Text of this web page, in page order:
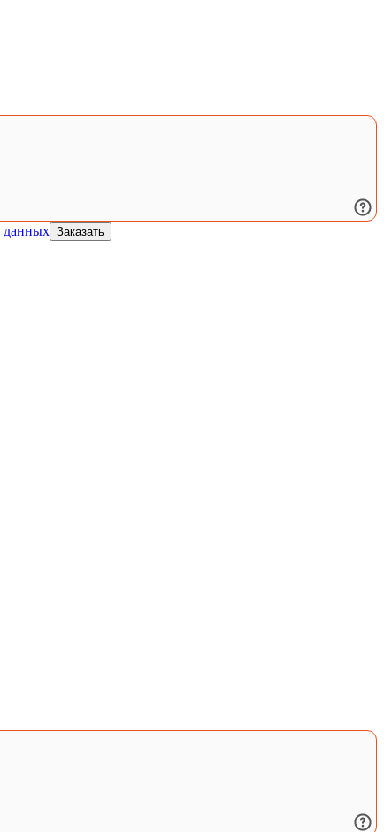
данных Заказать